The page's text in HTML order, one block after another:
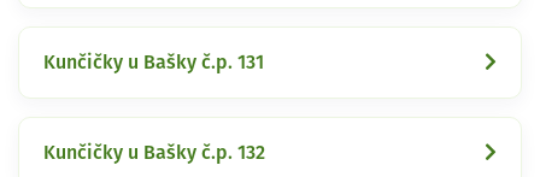
Kunčičky u Bašky č.p. 131
Kunčičky u Bašky č.p. 132